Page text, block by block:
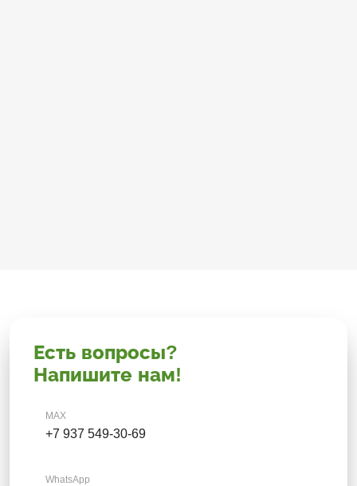
Есть вопросы?
Напишите нам!
MAX
+7 937 549-30-69
WhatsApp